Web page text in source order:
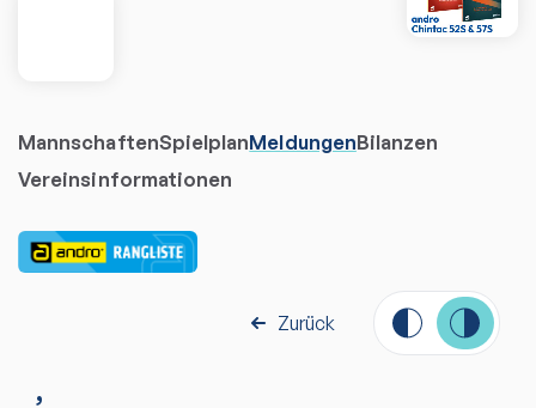
MannschaftenSpielplanMeldungenBilanzen
Vereinsinformationen
Zurück
,